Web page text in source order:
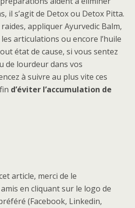
il s’agit de Detox ou Detox Pitta.
appliquer Ayurvedic Balm,
articulations ou encore l’huile
état de cause, si vous sentez
de lourdeur dans vos
à suivre au plus vite ces
d’éviter l’accumulation de
article, merci de le
en cliquant sur le logo de
(Facebook, Linkedin,